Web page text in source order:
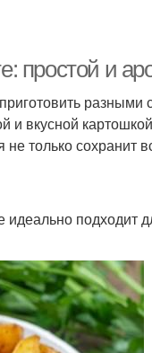
простой и
разными
и вкусной
только сохранит
идеально подходит